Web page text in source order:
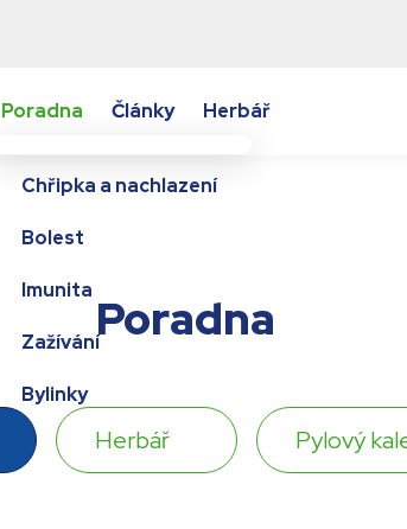
Poradna
Chřipka a nachlazení
Bolest
Imunita
Zažívání
Bylinky
Články Herbář
Poradna
Herbář Pylový